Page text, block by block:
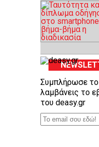
Συμπλήρωσε
λαμβάνεις το
του deasy.gr